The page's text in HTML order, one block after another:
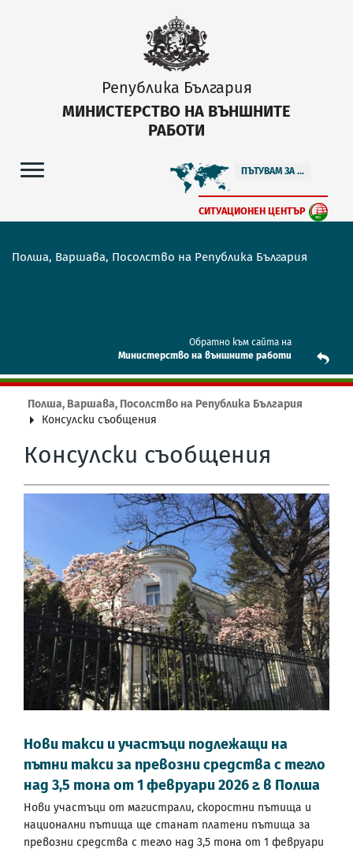
Република България
МИНИСТЕРСТВО НА ВЪНШНИТЕ
РАБОТИ
ПЪТУВАМ ЗА ...
СИТУАЦИОНЕН ЦЕНТЪР
Полша, Варшава, Посолство на Република България
Обратно към сайта на
Mинистерство на външните работи
Полша, Варшава, Посолство на Република България
Консулски съобщения
Консулски съобщения
Нови такси и участъци подлежащи на
пътни такси за превозни средства с тегло
над 3,5 тона от 1 февруари 2026 г. в Полша
Нови участъци от магистрали, скоростни пътища и
национални пътища ще станат платени пътища за
превозни средства с тегло над 3,5 тона от 1 февруари